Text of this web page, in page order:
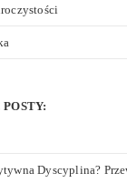
Dyscyplina?